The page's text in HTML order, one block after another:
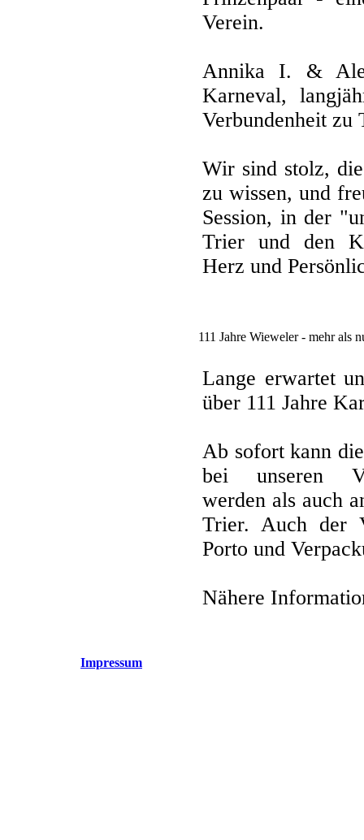
Verein.
Annika I. &
Karneval,
Verbundenheit zu
Wir sind stolz,
zu wissen, und
Session, in der
Trier und den
Herz und
111 Jahre Wieweler - mehr als
Lange erwartet
über 111 Jahre
Ab sofort kann
bei unseren
werden als auch
Trier. Auch der
Porto und
Nähere
Impressum